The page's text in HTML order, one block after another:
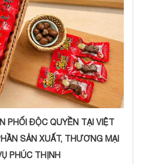
PHỐI ĐỘC QUYỀN TẠI VIỆT
SẢN XUẤT, THƯƠNG MẠI
PHÚC THỊNH